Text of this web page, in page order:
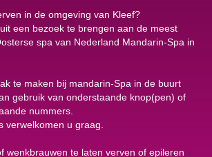
in de omgeving van Kleef?
een bezoek te brengen aan de meest
spa van Nederland Mandarin-Spa in
te maken bij mandarin-Spa in de buurt
gebruik van onderstaande knop(pen) of
nummers.
verwelkomen u graag.
wenkbrauwen te laten verven of epileren